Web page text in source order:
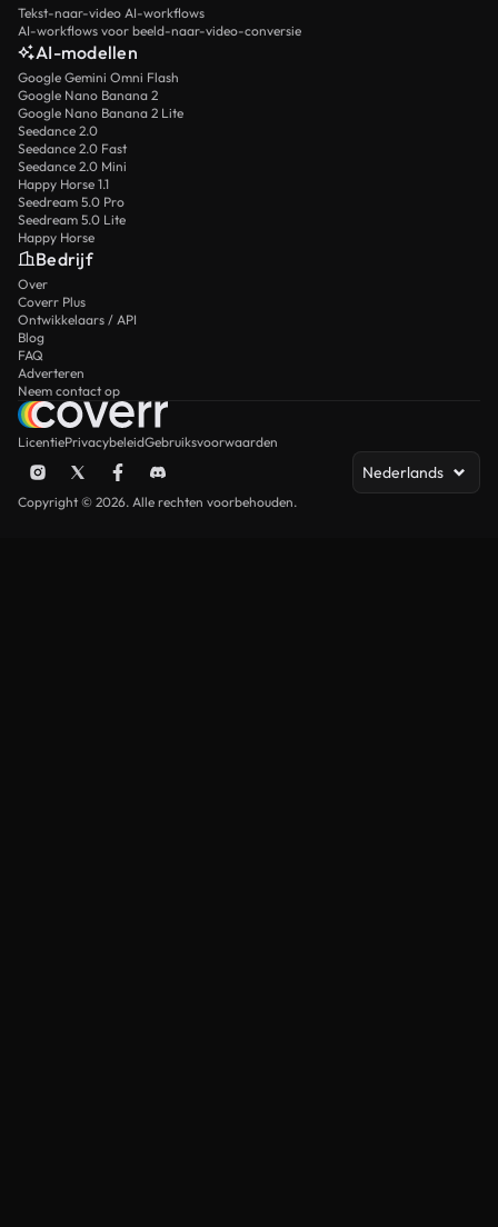
Tekst-naar-video AI-workflows
AI-workflows voor beeld-naar-video-conversie
AI-modellen
Google Gemini Omni Flash
Google Nano Banana 2
Google Nano Banana 2 Lite
Seedance 2.0
Seedance 2.0 Fast
Seedance 2.0 Mini
Happy Horse 1.1
Seedream 5.0 Pro
Seedream 5.0 Lite
Happy Horse
Bedrijf
Over
Coverr Plus
Ontwikkelaars / API
Blog
FAQ
Adverteren
Neem contact op
LicentiePrivacybeleidGebruiksvoorwaarden
Nederlands
Copyright © 2026. Alle rechten voorbehouden.